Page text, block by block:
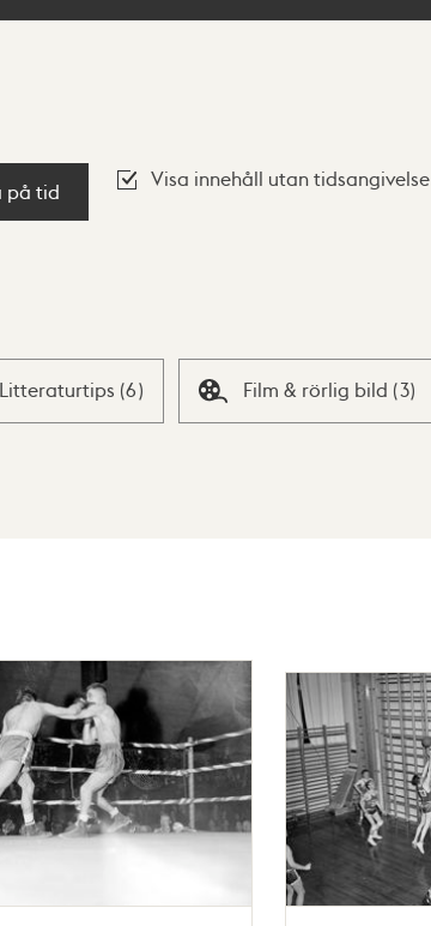
på tid
Visa innehåll utan tidsangivelse
Litteraturtips (6) Film & rörlig bild (3)